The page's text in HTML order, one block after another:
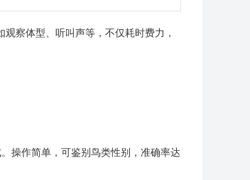
察体型、听叫声等，不仅耗时费力，
操作简单，可鉴别鸟类性别，准确率达